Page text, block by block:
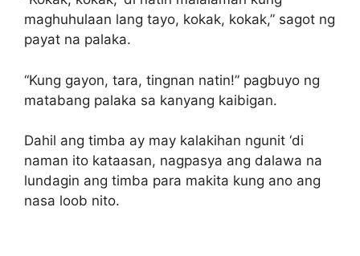
maghuhulaan lang tayo, kokak, kokak,” sagot ng
payat na palaka.
“Kung gayon, tara, tingnan natin!” pagbuyo ng
matabang palaka sa kanyang kaibigan.
Dahil ang timba ay may kalakihan ngunit ‘di
naman ito kataasan, nagpasya ang dalawa na
lundagin ang timba para makita kung ano ang
nasa loob nito.